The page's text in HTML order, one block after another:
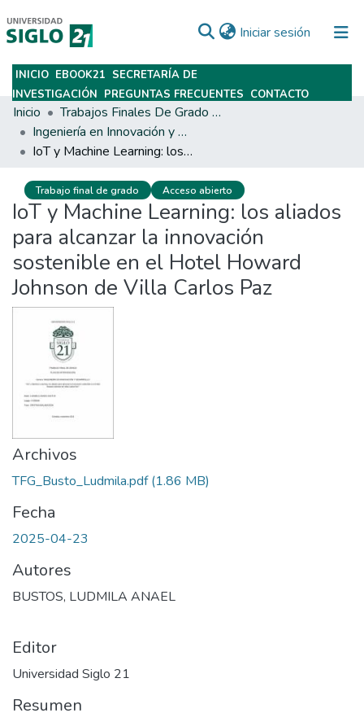
Iniciar sesión (current)
Subir
INICIO EBOOK21 SECRETARÍA DE
INVESTIGACIÓN PREGUNTAS FRECUENTES CONTACTO
Inicio
Trabajos Finales De Grado Y Posgrado
Ingeniería en Innovación y Desarrollo
IoT y Machine Learning: los aliados para alcanzar la innovación sostenible en el Hotel Howard Johnson de Villa Carlos Paz
Trabajo final de grado Acceso abierto
IoT y Machine Learning: los aliados
para alcanzar la innovación
sostenible en el Hotel Howard
Johnson de Villa Carlos Paz
Archivos
TFG_Busto_Ludmila.pdf(1.86 MB)
Fecha
2025-04-23
Autores
BUSTOS, LUDMILA ANAEL
Editor
Universidad Siglo 21
Resumen